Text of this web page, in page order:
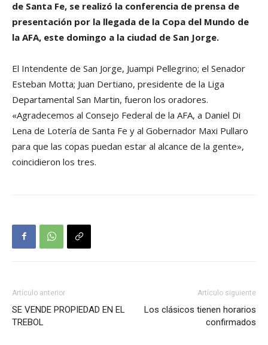
de Santa Fe, se realizó la conferencia de prensa de
presentación por la llegada de la Copa del Mundo de
la AFA, este domingo a la ciudad de San Jorge.
El Intendente de San Jorge, Juampi Pellegrino; el Senador
Esteban Motta; Juan Dertiano, presidente de la Liga
Departamental San Martin, fueron los oradores.
«Agradecemos al Consejo Federal de la AFA, a Daniel Di
Lena de Lotería de Santa Fe y al Gobernador Maxi Pullaro
para que las copas puedan estar al alcance de la gente»,
coincidieron los tres.
Artículo anterior
SE VENDE PROPIEDAD EN EL
TREBOL
Artículo siguiente
Los clásicos tienen horarios
confirmados